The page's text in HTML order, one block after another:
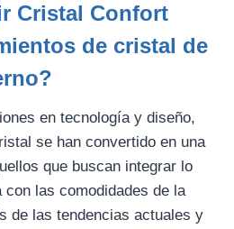
Cristal Confort
de cristal de
en tecnología y diseño,
se han convertido en una
que buscan integrar lo
con las comodidades de la
de las tendencias actuales y